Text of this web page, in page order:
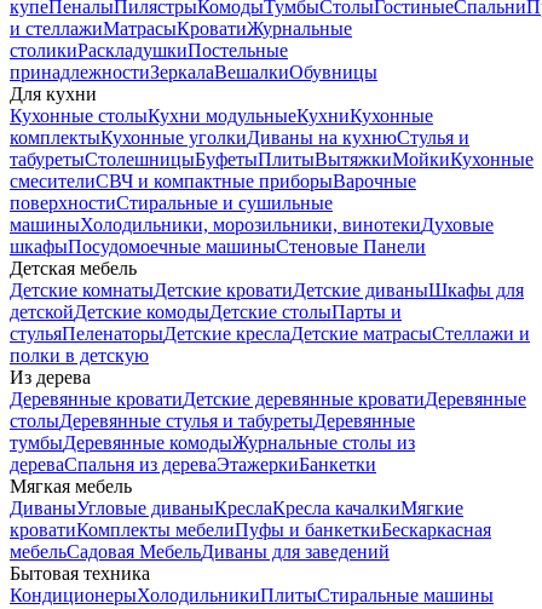
купеПеналыПилястрыКомодыТумбыСтолыГостиныеСпальни
и стеллажиМатрасыКроватиЖурнальные
столикиРаскладушкиПостельные
принадлежностиЗеркалаВешалкиОбувницы
Для кухни
Кухонные столыКухни модульныеКухниКухонные
комплектыКухонные уголкиДиваны на кухнюСтулья и
табуретыСтолешницыБуфетыПлитыВытяжкиМойкиКухонные
смесителиСВЧ и компактные приборыВарочные
поверхностиСтиральные и сушильные
машиныХолодильники, морозильники, винотекиДуховые
шкафыПосудомоечные машиныСтеновые Панели
Детская мебель
Детские комнатыДетские кроватиДетские диваныШкафы для
детскойДетские комодыДетские столыПарты и
стульяПеленаторыДетские креслаДетские матрасыСтеллажи и
полки в детскую
Из дерева
Деревянные кроватиДетские деревянные кроватиДеревянные
столыДеревянные стулья и табуретыДеревянные
тумбыДеревянные комодыЖурнальные столы из
дереваСпальня из дереваЭтажеркиБанкетки
Мягкая мебель
ДиваныУгловые диваныКреслаКресла качалкиМягкие
кроватиКомплекты мебелиПуфы и банкеткиБескаркасная
мебельСадовая МебельДиваны для заведений
Бытовая техника
КондиционерыХолодильникиПлитыСтиральные машины